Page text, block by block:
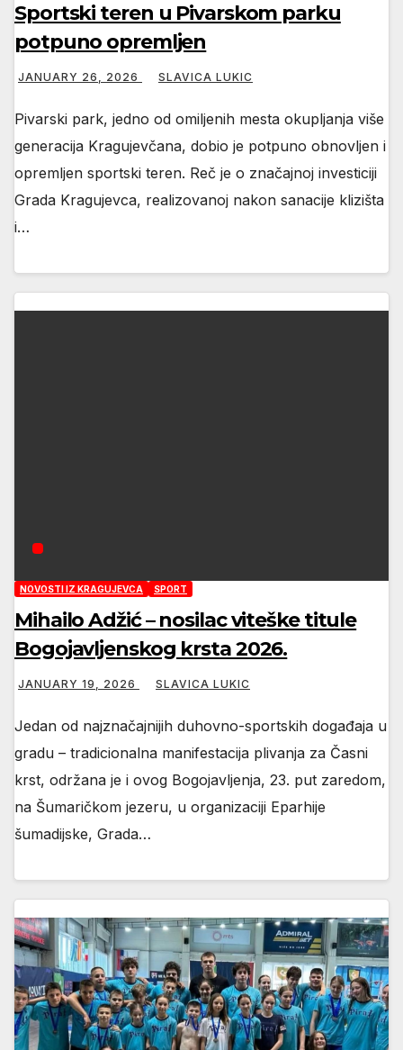
Sportski teren u Pivarskom parku
potpuno opremljen
JANUARY 26, 2026 SLAVICA LUKIC
Pivarski park, jedno od omiljenih mesta okupljanja više
generacija Kragujevčana, dobio je potpuno obnovljen i
opremljen sportski teren. Reč je o značajnoj investiciji
Grada Kragujevca, realizovanoj nakon sanacije klizišta
i…
NOVOSTI IZ KRAGUJEVCA SPORT
Mihailo Adžić – nosilac viteške titule
Bogojavljenskog krsta 2026.
JANUARY 19, 2026 SLAVICA LUKIC
Jedan od najznačajnijih duhovno-sportskih događaja u
gradu – tradicionalna manifestacija plivanja za Časni
krst, održana je i ovog Bogojavljenja, 23. put zaredom,
na Šumaričkom jezeru, u organizaciji Eparhije
šumadijske, Grada…